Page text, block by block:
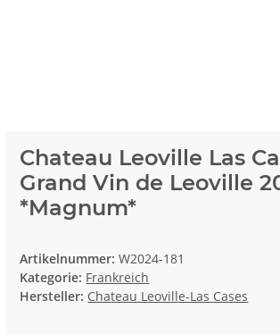
Chateau Leoville Las
Grand Vin de Leoville
*Magnum*
Artikelnummer:W2024-181
Kategorie: Frankreich
Hersteller: Chateau Leoville-Las Cases